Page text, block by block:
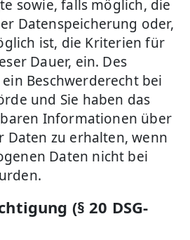
sowie, falls möglich, die
Datenspeicherung oder,
ist, die Kriterien für
Dauer, ein. Des
Beschwerderecht bei
und Sie haben das
Informationen über
Daten zu erhalten, wenn
Daten nicht bei
(§ 20 DSG-